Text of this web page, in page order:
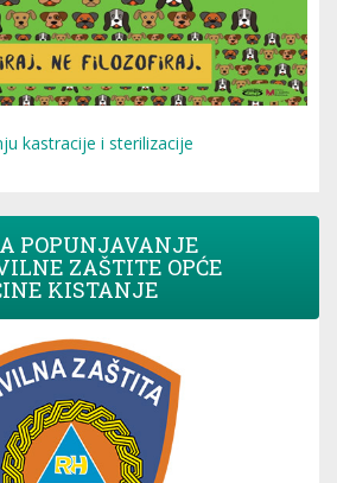
kastracije i sterilizacije
POPUNJAVANJE
ZAŠTITE OPĆE
KISTANJE